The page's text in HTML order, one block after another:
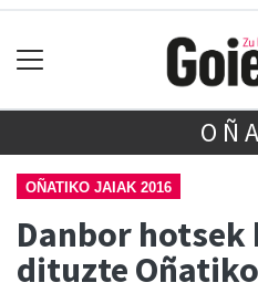
OÑATIKO JAIAK 2016
Danbor
dituzte